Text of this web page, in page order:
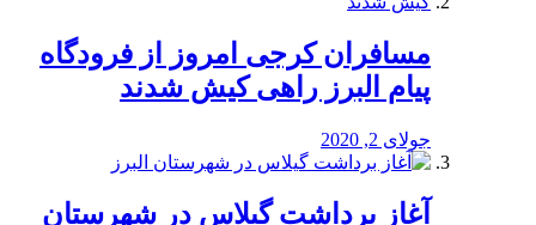
مسافران کرجی امروز از فرودگاه
پیام البرز راهی کیش شدند
جولای 2, 2020
آغاز برداشت گیلاس در شهرستان